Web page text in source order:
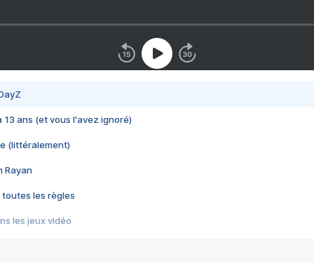
13 ans (et vous l'avez ignoré)
(littéralement)
Rayan
toutes les règles
les jeux vidéo